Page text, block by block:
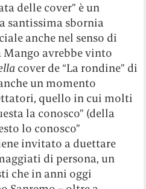
delle cover” è un
santissima sbornia
anche nel senso di
avrebbe vinto
cover de “La rondine” di
un momento
quello in cui molti
la conosco” (della
lo conosco”
invitato a duettare
di persona, un
che in anni oggi